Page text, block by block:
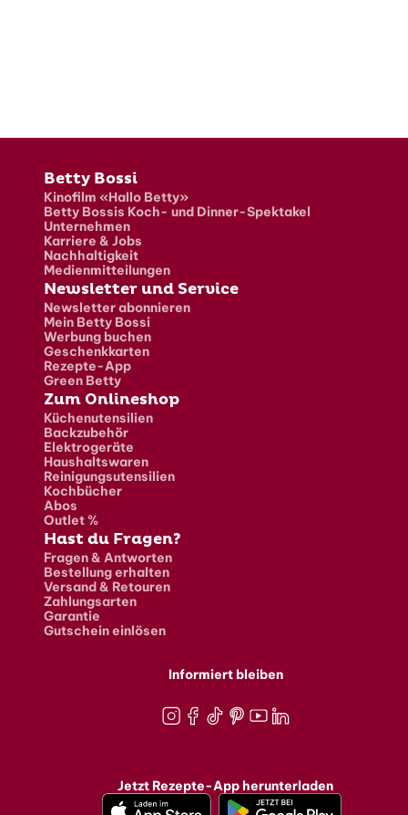
Fusszeile
Betty Bossi
Kinofilm «Hallo Betty»
Betty Bossis Koch- und Dinner-Spektakel
Unternehmen
Karriere & Jobs
Nachhaltigkeit
Medienmitteilungen
Newsletter und Service
Newsletter abonnieren
Mein Betty Bossi
Werbung buchen
Geschenkkarten
Rezepte-App
Green Betty
Zum Onlineshop
Küchenutensilien
Backzubehör
Elektrogeräte
Haushaltswaren
Reinigungsutensilien
Kochbücher
Abos
Outlet %
Hast du Fragen?
Fragen & Antworten
Bestellung erhalten
Versand & Retouren
Zahlungsarten
Garantie
Gutschein einlösen
Informiert bleiben
Jetzt Rezepte-App herunterladen